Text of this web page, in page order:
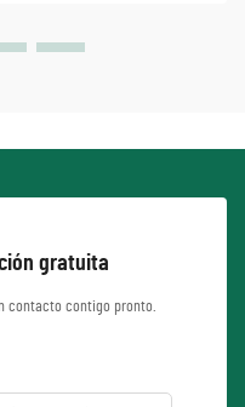
gratuita
contacto contigo pronto.